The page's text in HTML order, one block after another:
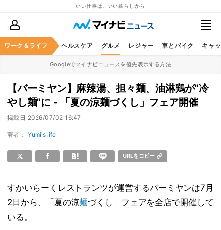
いい仕事は、いい暮らしから
ワーク＆ライフ
マネー 暮らし ヘルスケア グルメ レジャー 車とバイク キャ
Googleでマイナビニュースを優先表示する方法
【バーミヤン】麻辣湯、担々麺、油淋鶏が"冷
やし麺"に - 「夏の涼麺づくし」フェア開催
掲載日 2026/07/02 16:47
著者： Yumi's life
URLをコピー
すかいらーくレストランツが運営するバーミヤンは7月
2日から、「夏の涼麺づくし」フェアを全店で開催して
いる。